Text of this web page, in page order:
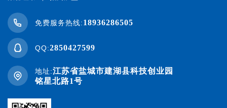
免费服务热线:18936286505
QQ:2850427599
地址:江苏省盐城市建湖县科技创业园
铭星北路1号